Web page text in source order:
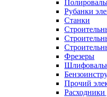
Рубанки
Станки
Фрезеры
Прочий
Расходники